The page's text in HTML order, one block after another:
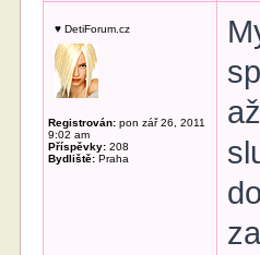
♥ DetiForum.cz
Registrován: pon zář 26, 2011
9:02 am
Příspěvky: 208
Bydliště: Praha